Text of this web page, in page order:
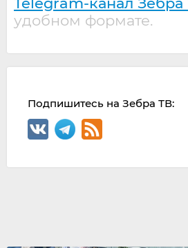
удобном формате.
Подпишитесь на Зебра ТВ: